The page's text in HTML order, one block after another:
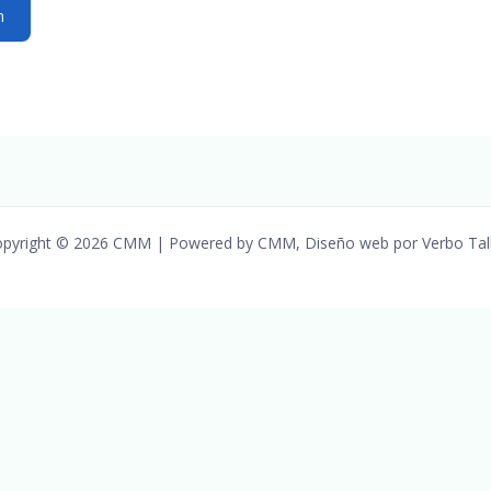
© 2026 CMM | Powered by CMM, Diseño web por Verbo